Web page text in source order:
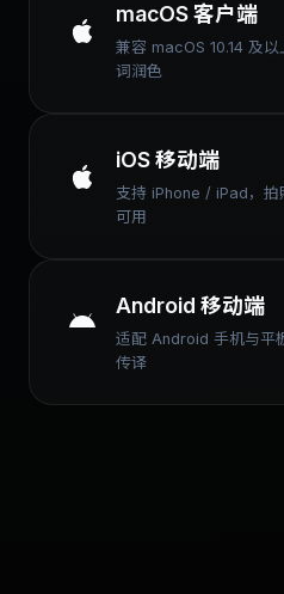
macOS 客户端
兼容 macOS 10.14 及
词润色
iOS 移动端
支持 iPhone / iPad，拍
可用
Android 移动端
适配 Android 手机与平
传译